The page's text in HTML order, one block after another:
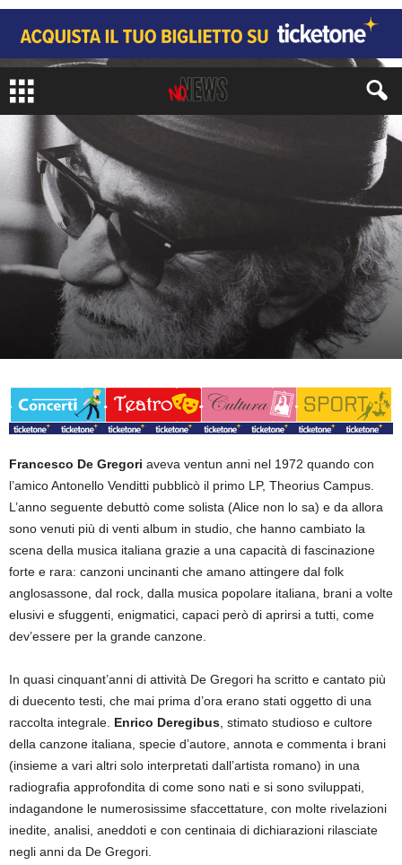
CRONACA
Francesco De Gregori aveva ventun anni nel 1972 quando con
l’amico Antonello Venditti pubblicò il primo LP, Theorius Campus.
L’anno seguente debuttò come solista (Alice non lo sa) e da allora
sono venuti più di venti album in studio, che hanno cambiato la
scena della musica italiana grazie a una capacità di fascinazione
forte e rara: canzoni uncinanti che amano attingere dal folk
anglosassone, dal rock, dalla musica popolare italiana, brani a volte
elusivi e sfuggenti, enigmatici, capaci però di aprirsi a tutti, come
dev’essere per la grande canzone.
In quasi cinquant’anni di attività De Gregori ha scritto e cantato più
di duecento testi, che mai prima d’ora erano stati oggetto di una
raccolta integrale. Enrico Deregibus , stimato studioso e cultore
della canzone italiana, specie d’autore, annota e commenta i brani
(insieme a vari altri solo interpretati dall’artista romano) in una
radiografia approfondita di come sono nati e si sono sviluppati,
indagandone le numerosissime sfaccettature, con molte rivelazioni
inedite, analisi, aneddoti e con centinaia di dichiarazioni rilasciate
negli anni da De Gregori.